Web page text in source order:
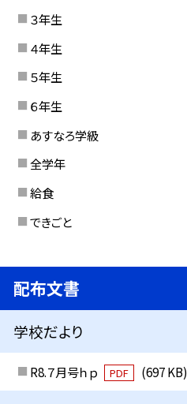
３年生
４年生
５年生
６年生
あすなろ学級
全学年
給食
できごと
配布文書
学校だより
R8.７月号ｈｐ PDF (697 KB)